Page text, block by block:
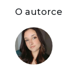
O autorce